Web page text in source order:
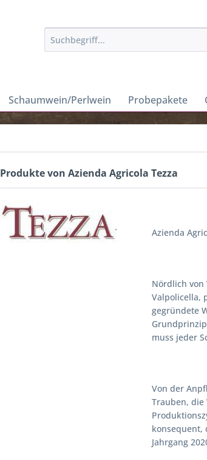
Schaumwein/Perlwein Probepakete
Produkte von Azienda Agricola Tezza
Azienda
Nördlich
Valpolicella,
gegründete
muss jeder
Von der
Trauben,
konsequent,
Jahrgang